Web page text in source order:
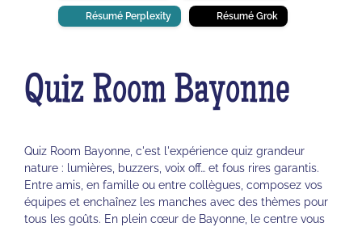
Résumé Perplexity Résumé Grok
Quiz Room Bayonne
Quiz Room Bayonne, c'est l'expérience quiz grandeur
nature : lumières, buzzers, voix off… et fous rires garantis.
Entre amis, en famille ou entre collègues, composez vos
équipes et enchaînez les manches avec des thèmes pour
tous les goûts. En plein cœur de Bayonne, le centre vous